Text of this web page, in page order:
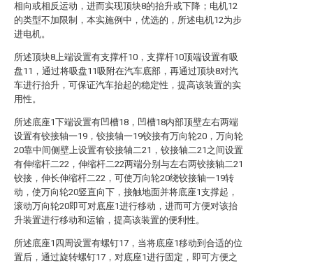
相向或相反运动，进而实现顶块8的抬升或下降；电机12
的类型不加限制，本实施例中，优选的，所述电机12为步
进电机。
所述顶块8上端设置有支撑杆10，支撑杆10顶端设置有吸
盘11，通过将吸盘11吸附在汽车底部，再通过顶块8对汽
车进行抬升，可保证汽车抬起的稳定性，提高该装置的实
用性。
所述底座1下端设置有凹槽18，凹槽18内部顶壁左右两端
设置有铰接轴一19，铰接轴一19铰接有万向轮20，万向轮
20靠中间侧壁上设置有铰接轴二21，铰接轴二21之间设置
有伸缩杆二22，伸缩杆二22两端分别与左右两铰接轴二21
铰接，伸长伸缩杆二22，可使万向轮20绕铰接轴一19转
动，使万向轮20竖直向下，接触地面并将底座1支撑起，
滚动万向轮20即可对底座1进行移动，进而可方便对该抬
升装置进行移动和运输，提高该装置的便利性。
所述底座1四周设置有螺钉17，当将底座1移动到合适的位
置后，通过旋转螺钉17，对底座1进行固定，即可方便之